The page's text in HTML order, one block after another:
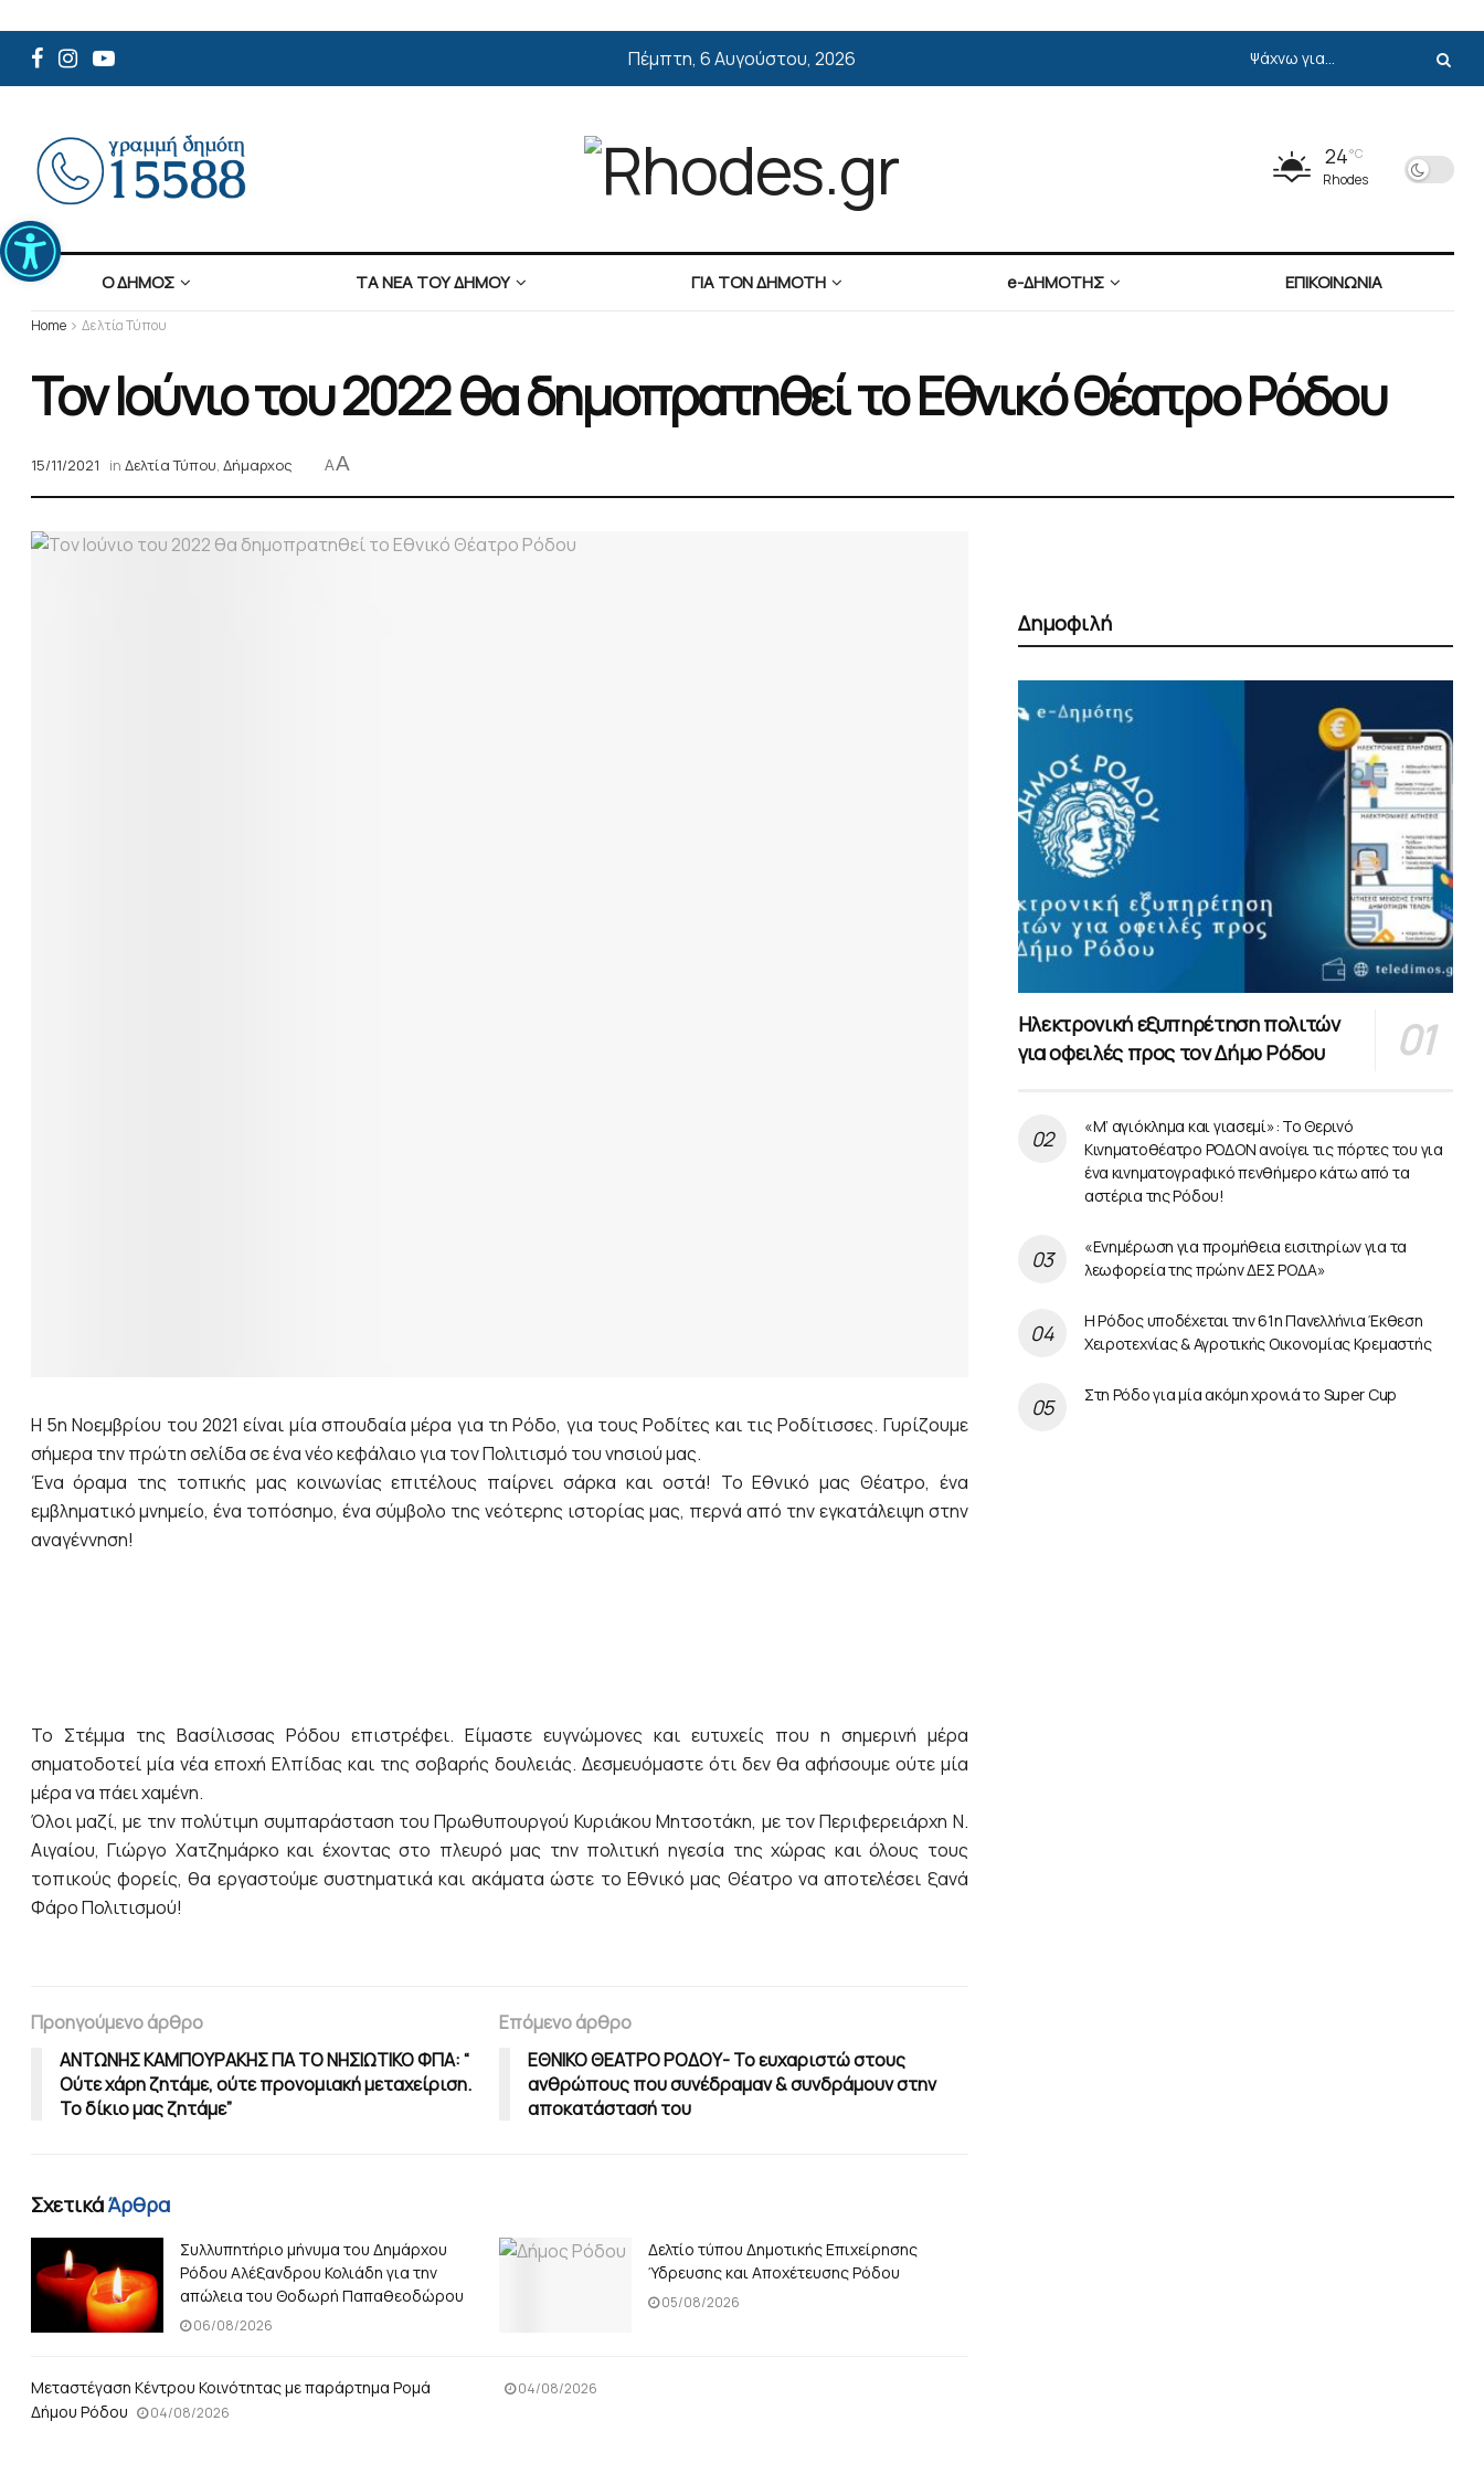
Ανοίξτε τη γραμμή εργαλείων
Πέμπτη, 6 Αυγούστου, 2026
24°C
Rhodes
Ο ΔΗΜΟΣ ΤΑ ΝΕΑ ΤΟΥ ΔΗΜΟΥ ΓΙΑ ΤΟΝ ΔΗΜΟΤΗ e-ΔΗΜΟΤΗΣ ΕΠΙΚΟΙΝΩΝΙΑ
Home Δελτία Τύπου
Τον Ιούνιο του 2022 θα δημοπρατηθεί το Εθνικό Θέατρο Ρόδου
15/11/2021 in Δελτία Τύπου, Δήμαρχος AA
Η 5η Νοεμβρίου του 2021 είναι μία σπουδαία μέρα για τη Ρόδο, για τους Ροδίτες και τις Ροδίτισσες. Γυρίζουμε
σήμερα την πρώτη σελίδα σε ένα νέο κεφάλαιο για τον Πολιτισμό του νησιού μας.
Ένα όραμα της τοπικής μας κοινωνίας επιτέλους παίρνει σάρκα και οστά! Το Εθνικό μας Θέατρο, ένα
εμβληματικό μνημείο, ένα τοπόσημο, ένα σύμβολο της νεότερης ιστορίας μας, περνά από την εγκατάλειψη στην
αναγέννηση!
Το Στέμμα της Βασίλισσας Ρόδου επιστρέφει. Είμαστε ευγνώμονες και ευτυχείς που η σημερινή μέρα
σηματοδοτεί μία νέα εποχή Ελπίδας και της σοβαρής δουλειάς. Δεσμευόμαστε ότι δεν θα αφήσουμε ούτε μία
μέρα να πάει χαμένη.
Όλοι μαζί, με την πολύτιμη συμπαράσταση του Πρωθυπουργού Κυριάκου Μητσοτάκη, με τον Περιφερειάρχη Ν.
Αιγαίου, Γιώργο Χατζημάρκο και έχοντας στο πλευρό μας την πολιτική ηγεσία της χώρας και όλους τους
τοπικούς φορείς, θα εργαστούμε συστηματικά και ακάματα ώστε το Εθνικό μας Θέατρο να αποτελέσει ξανά
Φάρο Πολιτισμού!
Προηγούμενο άρθρο
ΑΝΤΩΝΗΣ ΚΑΜΠΟΥΡΑΚΗΣ ΓΙΑ ΤΟ ΝΗΣΙΩΤΙΚΟ ΦΠΑ: “
Ούτε χάρη ζητάμε, ούτε προνομιακή μεταχείριση.
Το δίκιο μας ζητάμε”
Επόμενο άρθρο
ΕΘΝΙΚΟ ΘΕΑΤΡΟ ΡΟΔΟΥ- Το ευχαριστώ στους
ανθρώπους που συνέδραμαν & συνδράμουν στην
αποκατάστασή του
ΣχετικάΆρθρα
Συλλυπητήριο μήνυμα του Δημάρχου
Ρόδου Αλέξανδρου Κολιάδη για την
απώλεια του Θοδωρή Παπαθεοδώρου
06/08/2026
Δελτίο τύπου Δημοτικής Επιχείρησης
Ύδρευσης και Αποχέτευσης Ρόδου
05/08/2026
Μεταστέγαση Κέντρου Κοινότητας με παράρτημα Ρομά
Δήμου Ρόδου
04/08/2026
04/08/2026
Δημοφιλή
Ηλεκτρονική εξυπηρέτηση πολιτών
για οφειλές προς τον Δήμο Ρόδου
«Μ’ αγιόκλημα και γιασεμί»: Το Θερινό
Κινηματοθέατρο ΡΟΔΟΝ ανοίγει τις πόρτες του για
ένα κινηματογραφικό πενθήμερο κάτω από τα
αστέρια της Ρόδου!
«Ενημέρωση για προμήθεια εισιτηρίων για τα
λεωφορεία της πρώην ΔΕΣ ΡΟΔΑ»
Η Ρόδος υποδέχεται την 61η Πανελλήνια Έκθεση
Χειροτεχνίας & Αγροτικής Οικονομίας Κρεμαστής
Στη Ρόδο για μία ακόμη χρονιά το Super Cup